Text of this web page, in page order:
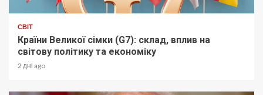
СВІТ
Країни Великої сімки (G7): склад, вплив на
світову політику та економіку
2 дні ago